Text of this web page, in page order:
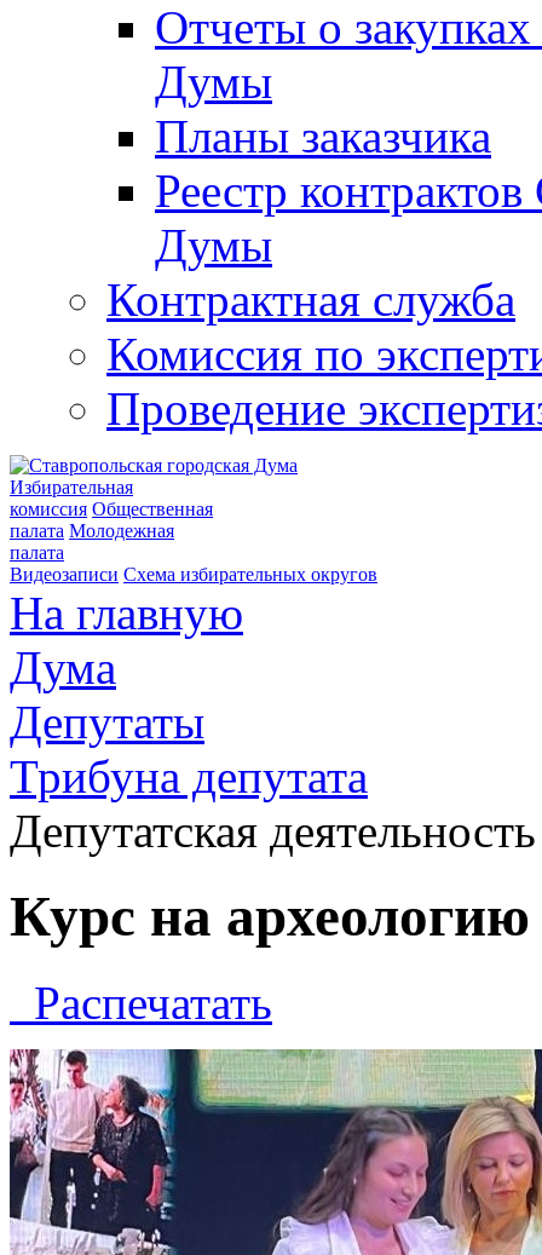
Отчеты о
Думы
Планы заказчика
Реестр
Думы
Контрактная служба
Комиссия по
Проведение
Избирательная
комиссия Общественная
палата Молодежная
палата
Видеозаписи Схема избирательных округов
На главную
Дума
Депутаты
Трибуна депутата
Депутатская деятельность
Курс на
Распечатать